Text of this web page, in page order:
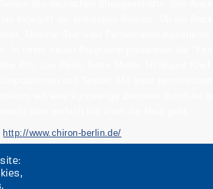
http://www.chiron-berlin.de/